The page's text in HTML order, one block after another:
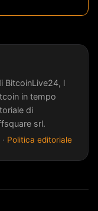
BitcoinLive24, l
in tempo
di
srl.
· Politica editoriale